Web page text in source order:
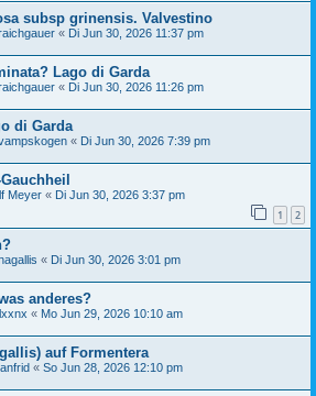
subsp grinensis. Valvestino
« Di Jun 30, 2026 11:37 pm
Lago di Garda
« Di Jun 30, 2026 11:26 pm
di Garda
« Di Jun 30, 2026 7:39 pm
Meyer « Di Jun 30, 2026 3:37 pm
1 2
« Di Jun 30, 2026 3:01 pm
anderes?
« Mo Jun 29, 2026 10:10 am
auf Formentera
« So Jun 28, 2026 12:10 pm